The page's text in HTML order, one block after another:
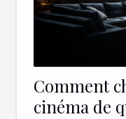
Comment
cinéma de